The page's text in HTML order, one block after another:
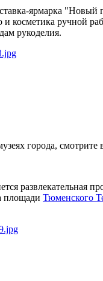
ярмарка "Новый
косметика ручной
рукоделия.
города, смотрите
развлекательная
площади Тюменского